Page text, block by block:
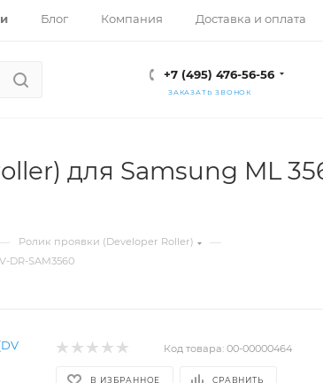
Блог Компания Доставка и оплата
+7 (495) 476-56-56
ЗАКАЗАТЬ ЗВОНОК
для Samsung ML
Ролик проявки (Developer Roller) —
DR-SAM3560
Код товара: 00-00000464
В ИЗБРАННОЕ СРАВНИТЬ